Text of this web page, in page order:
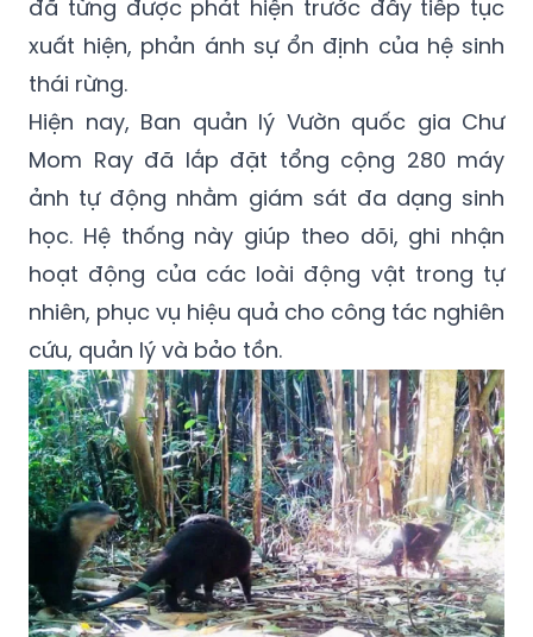
đã từng được phát hiện trước đây tiếp tục
xuất hiện, phản ánh sự ổn định của hệ sinh
thái rừng.
Hiện nay, Ban quản lý Vườn quốc gia Chư
Mom Ray đã lắp đặt tổng cộng 280 máy
ảnh tự động nhằm giám sát đa dạng sinh
học. Hệ thống này giúp theo dõi, ghi nhận
hoạt động của các loài động vật trong tự
nhiên, phục vụ hiệu quả cho công tác nghiên
cứu, quản lý và bảo tồn.